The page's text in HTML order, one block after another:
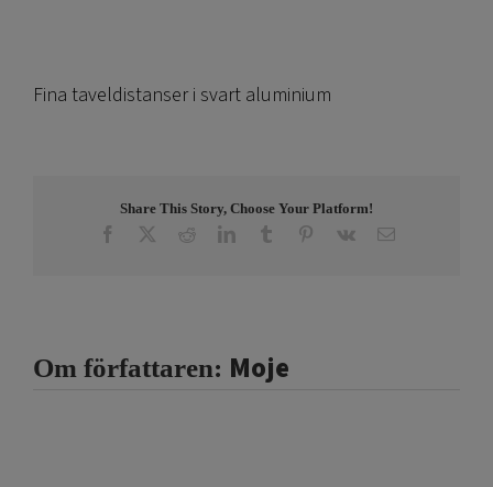
Fina taveldistanser i svart aluminium
Share This Story, Choose Your Platform!
Facebook RedditLinkedInTumblr Pinterest
Vk E-
Om författaren: Moje